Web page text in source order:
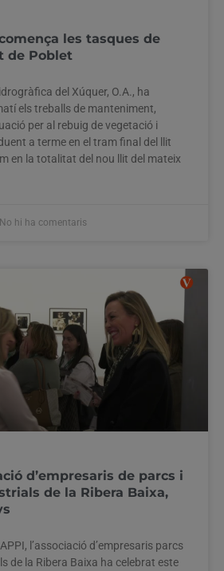
les tasques de
de Poblet
del Xúquer, O.A., ha
els treballs de manteniment,
per al rebuig de vegetació i
a terme en el tram final del llit
en la totalitat del nou llit del mateix
No hi ha comentaris
d’empresaris de parcs i
de la Ribera Baixa,
l’associació d’empresaris parcs
de la Ribera Baixa ha celebrat este